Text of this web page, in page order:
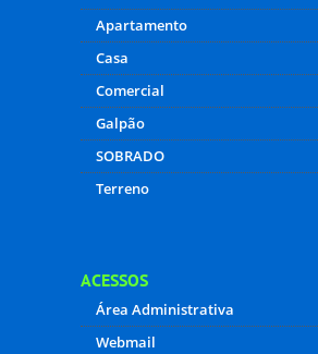
Apartamento
Casa
Comercial
Galpão
SOBRADO
Terreno
ACESSOS
Área Administrativa
Webmail